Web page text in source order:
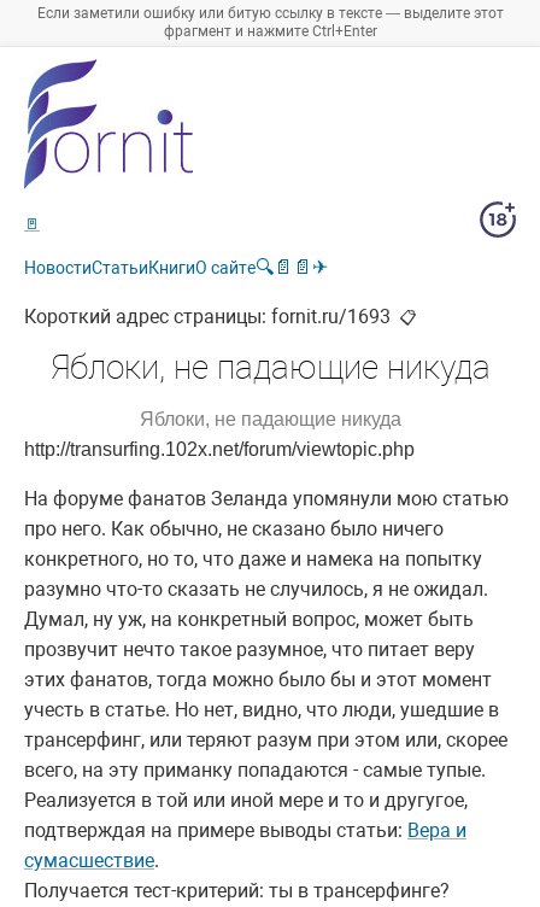
Если заметили ошибку или битую ссылку в тексте — выделите этот
фрагмент и нажмите Ctrl+Enter
🚪
НовостиСтатьиКнигиО сайте🔍 📄 📄 ✈
Короткий адрес страницы: fornit.ru/1693 📋
Яблоки, не падающие никуда
Яблоки, не падающие никуда
http://transurfing.102x.net/forum/viewtopic.php
На форуме фанатов Зеланда упомянули мою статью
про него. Как обычно, не сказано было ничего
конкретного, но то, что даже и намека на попытку
разумно что-то сказать не случилось, я не ожидал.
Думал, ну уж, на конкретный вопрос, может быть
прозвучит нечто такое разумное, что питает веру
этих фанатов, тогда можно было бы и этот момент
учесть в статье. Но нет, видно, что люди, ушедшие в
трансерфинг, или теряют разум при этом или, скорее
всего, на эту приманку попадаются - самые тупые.
Реализуется в той или иной мере и то и другугое,
подтверждая на примере выводы статьи: Вера и
сумаcшествие.
Получается тест-критерий: ты в трансерфинге?